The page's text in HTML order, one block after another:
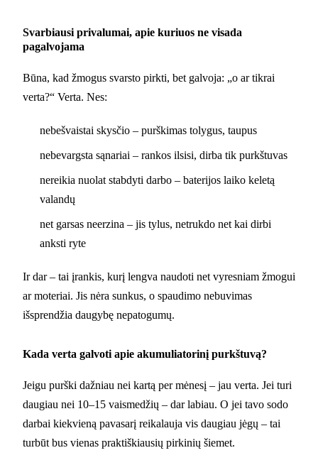
Svarbiausi privalumai, apie kuriuos ne visada
pagalvojama
Būna, kad žmogus svarsto pirkti, bet galvoja: „o ar tikrai
verta?“ Verta. Nes:
nebešvaistai skysčio – purškimas tolygus, taupus
nebevargsta sąnariai – rankos ilsisi, dirba tik purkštuvas
nereikia nuolat stabdyti darbo – baterijos laiko keletą
valandų
net garsas neerzina – jis tylus, netrukdo net kai dirbi
anksti ryte
Ir dar – tai įrankis, kurį lengva naudoti net vyresniam žmogui
ar moteriai. Jis nėra sunkus, o spaudimo nebuvimas
išsprendžia daugybę nepatogumų.
Kada verta galvoti apie akumuliatorinį purkštuvą?
Jeigu purški dažniau nei kartą per mėnesį – jau verta. Jei turi
daugiau nei 10–15 vaismedžių – dar labiau. O jei tavo sodo
darbai kiekvieną pavasarį reikalauja vis daugiau jėgų – tai
turbūt bus vienas praktiškiausių pirkinių šiemet.